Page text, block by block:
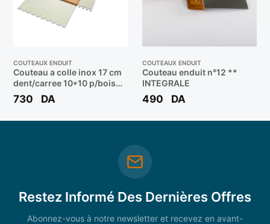
COUTEAUX ENDUIT
Couteau a colle inox 17 cm
dent/carree 10*10 p/bois
ref 475 ** DEKOR
730 DA
COUTEAUX ENDUIT
Couteau enduit n°12 **
INTEGRALE
490 DA
Restez Informé Des Dernières Offres
Abonnez-vous à notre newsletter et recevez en avant-